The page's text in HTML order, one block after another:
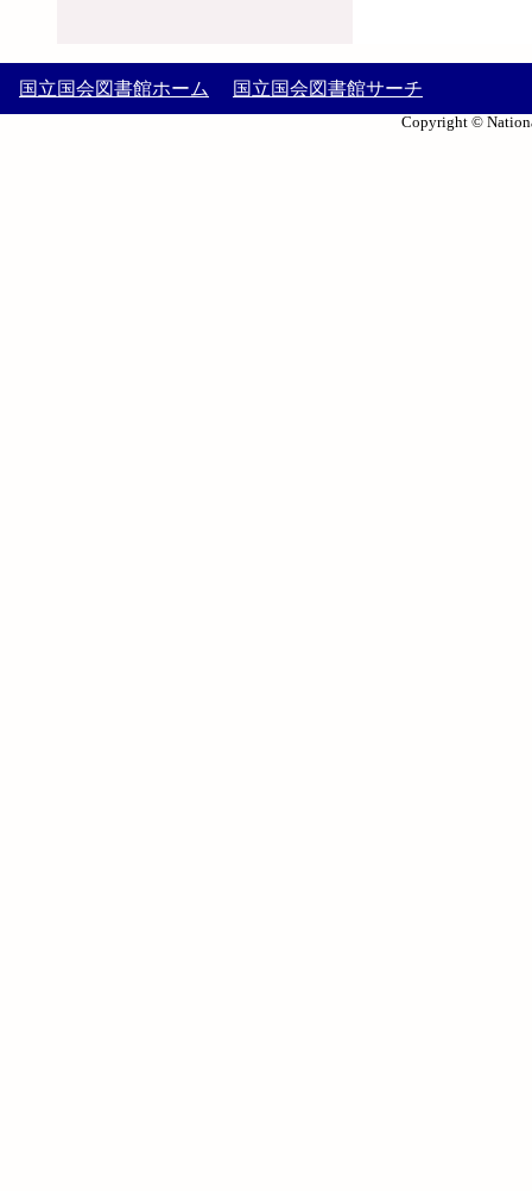
国立国会図書館ホーム 国立国会図書館サーチ
Copyright ©